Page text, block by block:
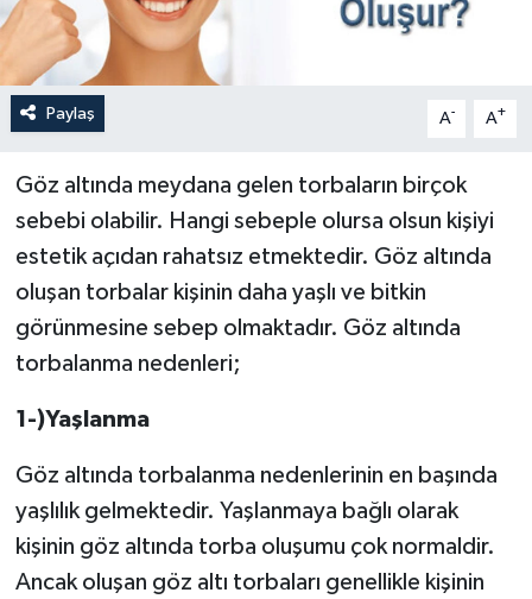
Paylaş A- A+
Göz altında meydana gelen torbaların birçok
sebebi olabilir. Hangi sebeple olursa olsun kişiyi
estetik açıdan rahatsız etmektedir. Göz altında
oluşan torbalar kişinin daha yaşlı ve bitkin
görünmesine sebep olmaktadır. Göz altında
torbalanma nedenleri;
1-)Yaşlanma
Göz altında torbalanma nedenlerinin en başında
yaşlılık gelmektedir. Yaşlanmaya bağlı olarak
kişinin göz altında torba oluşumu çok normaldir.
Ancak oluşan göz altı torbaları genellikle kişinin